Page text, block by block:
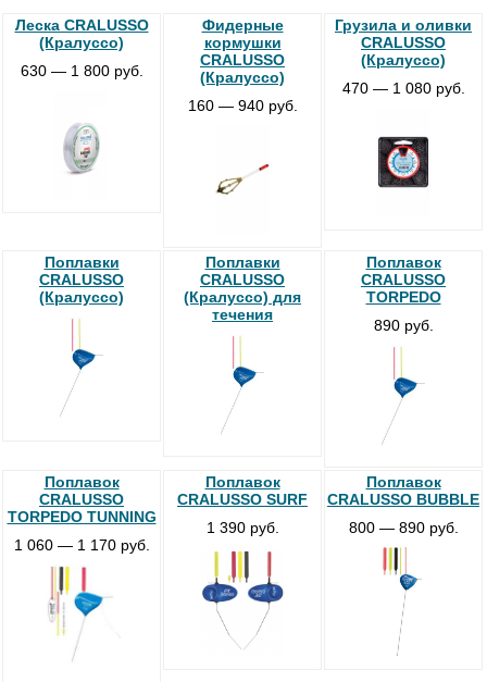
Леска CRALUSSO
(Кралуссо)
630 — 1 800 руб.
Фидерные
кормушки
CRALUSSO
(Кралуссо)
160 — 940 руб.
Грузила и оливки
CRALUSSO
(Кралуссо)
470 — 1 080 руб.
Поплавки
CRALUSSO
(Кралуссо)
Поплавки
CRALUSSO
(Кралуссо) для
течения
Поплавок
CRALUSSO
TORPEDO
890 руб.
Поплавок
CRALUSSO
TORPEDO TUNNING
1 060 — 1 170 руб.
Поплавок
CRALUSSO SURF
1 390 руб.
Поплавок
CRALUSSO BUBBLE
800 — 890 руб.